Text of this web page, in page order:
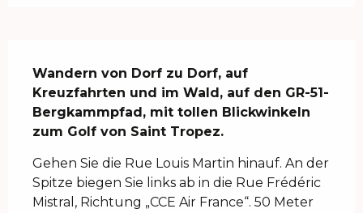
Wandern von Dorf zu Dorf, auf
Kreuzfahrten und im Wald, auf den GR-51-
Bergkammpfad, mit tollen Blickwinkeln
zum Golf von Saint Tropez.
Gehen Sie die Rue Louis Martin hinauf. An der
Spitze biegen Sie links ab in die Rue Frédéric
Mistral, Richtung „CCE Air France“. 50 Meter